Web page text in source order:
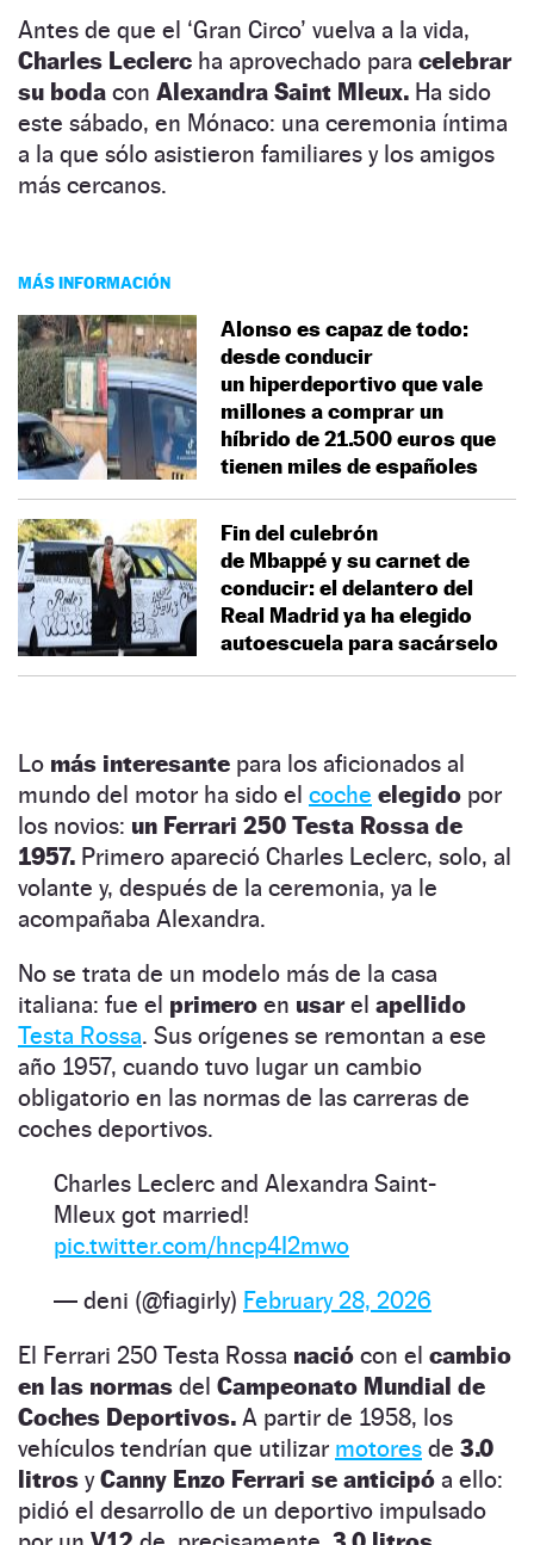
Antes de que el ‘Gran Circo’ vuelva a la vida,
Charles Leclerc ha aprovechado para celebrar
su boda con Alexandra Saint Mleux. Ha sido
este sábado, en Mónaco: una ceremonia íntima
a la que sólo asistieron familiares y los amigos
más cercanos.
MÁS INFORMACIÓN
Alonso es capaz de todo:
desde conducir
un hiperdeportivo que vale
millones a comprar un
híbrido de 21.500 euros que
tienen miles de españoles
Fin del culebrón
de Mbappé y su carnet de
conducir: el delantero del
Real Madrid ya ha elegido
autoescuela para sacárselo
Lo más interesante para los aficionados al
mundo del motor ha sido el coche elegido por
los novios: un Ferrari 250 Testa Rossa de
1957. Primero apareció Charles Leclerc, solo, al
volante y, después de la ceremonia, ya le
acompañaba Alexandra.
No se trata de un modelo más de la casa
italiana: fue el primero en usarel apellido
Testa Rossa. Sus orígenes se remontan a ese
año 1957, cuando tuvo lugar un cambio
obligatorio en las normas de las carreras de
coches deportivos.
Charles Leclerc and Alexandra Saint-
Mleux got married!
pic.twitter.com/hncp4I2mwo
— deni (@fiagirly) February 28, 2026
El Ferrari 250 Testa Rossa nació con el cambio
en las normas del Campeonato Mundial de
Coches Deportivos. A partir de 1958, los
vehículos tendrían que utilizar motores de 3.0
litros yCanny Enzo Ferrari se anticipó a ello:
pidió el desarrollo de un deportivo impulsado